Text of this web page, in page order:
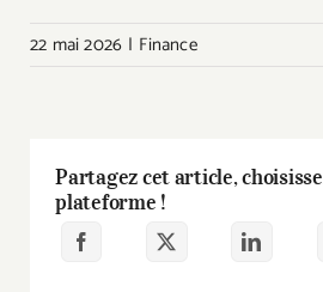
22 mai 2026 | Finance
Partagez cet article,
plateforme !